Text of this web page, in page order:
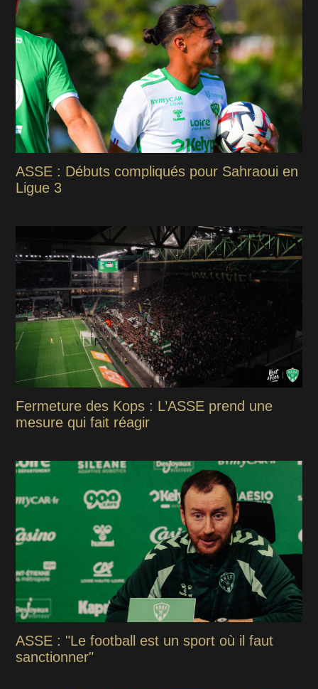
ASSE : Débuts compliqués pour Sahraoui en
Ligue 3
Fermeture des Kops : L’ASSE prend une
mesure qui fait réagir
ASSE : "Le football est un sport où il faut
sanctionner"